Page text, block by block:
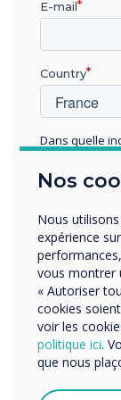
série Plus
série Pro
Adam
société
News
Dans
offrent un
mènera
rapport
pouvons
que l'avenir
travail et
Nos
Nous
expérience
vous montrer
« Autoriser
cookies
voir les
politique ici.
que nous
E-mail
Country
Dans quelle
Enterprise
Organisation
Nous
et services
Vous pouvez